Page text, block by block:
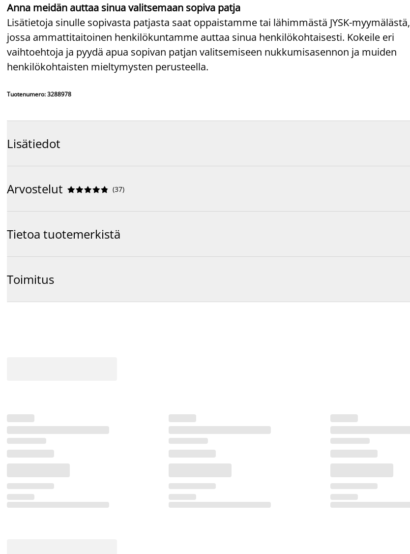
Anna meidän auttaa sinua valitsemaan sopiva patja
Lisätietoja sinulle sopivasta patjasta saat oppaistamme tai lähimmästä JYSK-myymälästä,
jossa ammattitaitoinen henkilökuntamme auttaa sinua henkilökohtaisesti. Kokeile eri
vaihtoehtoja ja pyydä apua sopivan patjan valitsemiseen nukkumisasennon ja muiden
henkilökohtaisten mieltymysten perusteella.
Tuotenumero: 3288978
Lisätiedot
Arvostelut 




 (37)
Tietoa tuotemerkistä
Toimitus